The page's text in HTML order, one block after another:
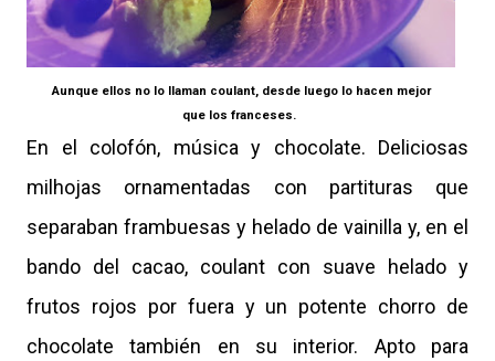
Aunque ellos no lo llaman coulant, desde luego lo hacen mejor
que los franceses.
En el colofón, música y chocolate. Deliciosas
milhojas ornamentadas con partituras que
separaban frambuesas y helado de vainilla y, en el
bando del cacao, coulant con suave helado y
frutos rojos por fuera y un potente chorro de
chocolate también en su interior. Apto para